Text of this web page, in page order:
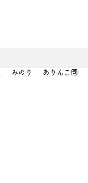
みのり ありんこ園